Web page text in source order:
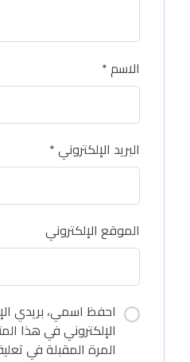
الاسم*
البريد الإلكتروني*
الموقع الإلكتروني
احفظ اسمي، بريدي
الإلكتروني في هذا
المرة المقبلة في